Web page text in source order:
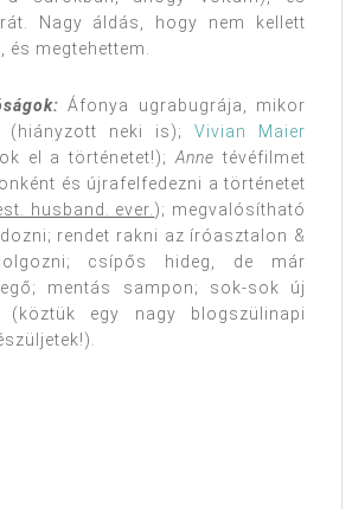
Nagy áldás, hogy nem kellett
és megtehettem.
Áfonya ugrabugrája, mikor
(hiányzott neki is); Vivian Maier
el a történetet!);Anne tévéfilmet
és újrafelfedezni a történetet
husband. ever.); megvalósítható
rendet rakni az íróasztalon &
csípős hideg, de már
mentás sampon; sok-sok új
egy nagy blogszülinapi